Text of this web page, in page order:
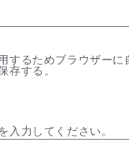
するためブラウザーに
存する。
入力してください。